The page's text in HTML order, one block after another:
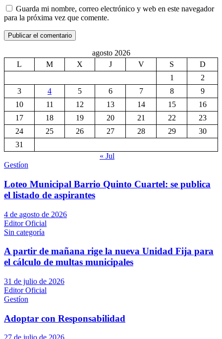
Guarda mi nombre, correo electrónico y web en este navegador
para la próxima vez que comente.
agosto 2026
L
M X J V S
D
1
2
3
4 5 6 7 8
9
10
11 12 13 14 15
16
17
18 19 20 21 22
23
24
25 26 27 28 29
30
31
« Jul
Gestíon
Loteo Municipal Barrio Quinto Cuartel: se publica
el listado de aspirantes
4 de agosto de 2026
Editor Oficial
Sin categoría
A partir de mañana rige la nueva Unidad Fija para
el cálculo de multas municipales
31 de julio de 2026
Editor Oficial
Gestíon
Adoptar con Responsabilidad